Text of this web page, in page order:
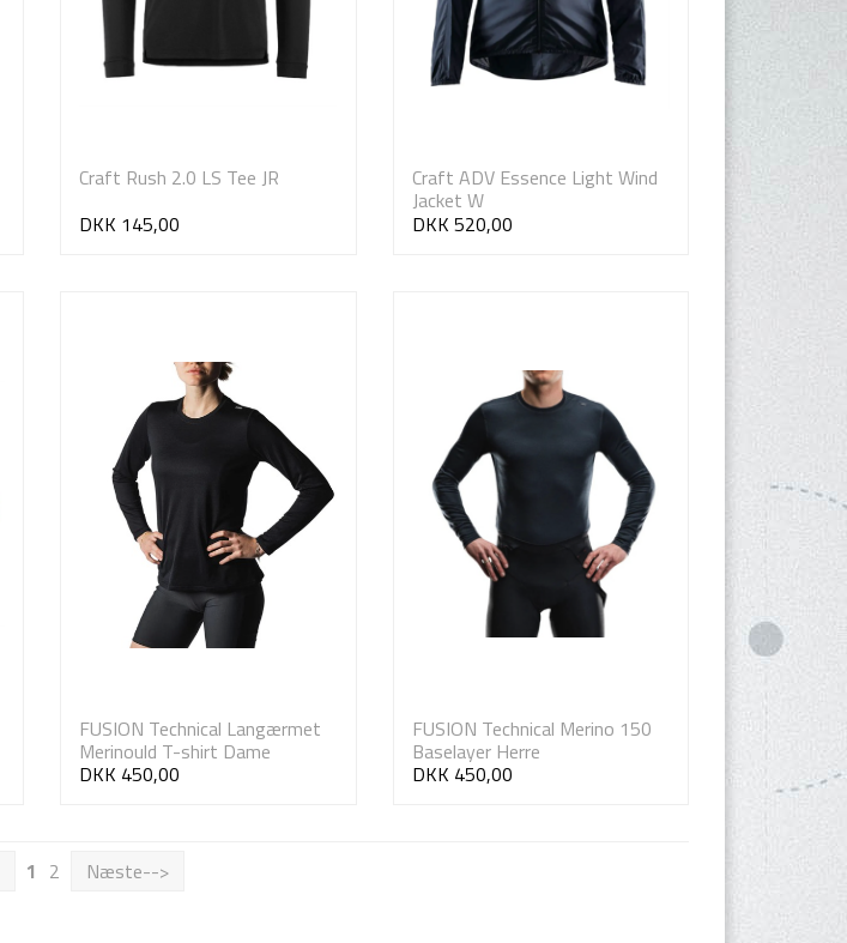
Craft Rush 2.0 LS Tee JR
DKK 145,00
Craft ADV Essence Light Wind
Jacket W
DKK 520,00
FUSION Technical Langærmet
Merinould T-shirt Dame
DKK 450,00
FUSION Technical Merino 150
Baselayer Herre
DKK 450,00
1 2
Næste-->